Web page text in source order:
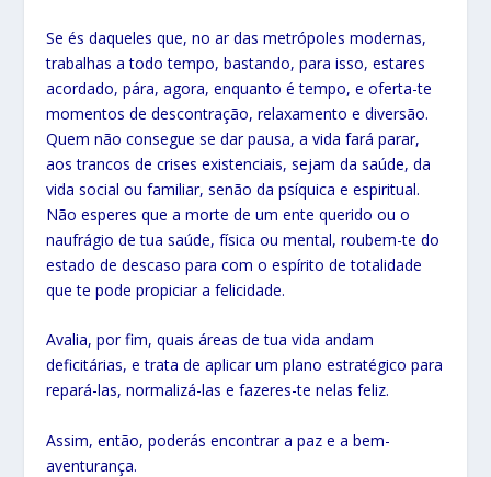
Se és daqueles que, no ar das metrópoles modernas,
trabalhas a todo tempo, bastando, para isso, estares
acordado, pára, agora, enquanto é tempo, e oferta-te
momentos de descontração, relaxamento e diversão.
Quem não consegue se dar pausa, a vida fará parar,
aos trancos de crises existenciais, sejam da saúde, da
vida social ou familiar, senão da psíquica e espiritual.
Não esperes que a morte de um ente querido ou o
naufrágio de tua saúde, física ou mental, roubem-te do
estado de descaso para com o espírito de totalidade
que te pode propiciar a felicidade.
Avalia, por fim, quais áreas de tua vida andam
deficitárias, e trata de aplicar um plano estratégico para
repará-las, normalizá-las e fazeres-te nelas feliz.
Assim, então, poderás encontrar a paz e a bem-
aventurança.